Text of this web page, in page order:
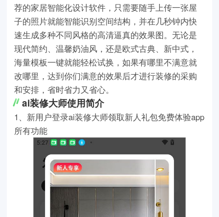
荐的家居智能化设计软件，只需要随手上传一张屋
子的照片就能智能识别空间结构，并在几秒钟内快
速生成多种不同风格的高清逼真的效果图。无论是
现代简约、温馨奶油风，还是欧式古典、新中式，
海量模板一键就能轻松试换，如果有哪里不满意就
改哪里，达到你们满意的效果后才进行装修的采购
和安排，省时省力又省心。
ai装修大师使用简介
1、新用户登录ai装修大师领取新人礼包免费体验app
所有功能